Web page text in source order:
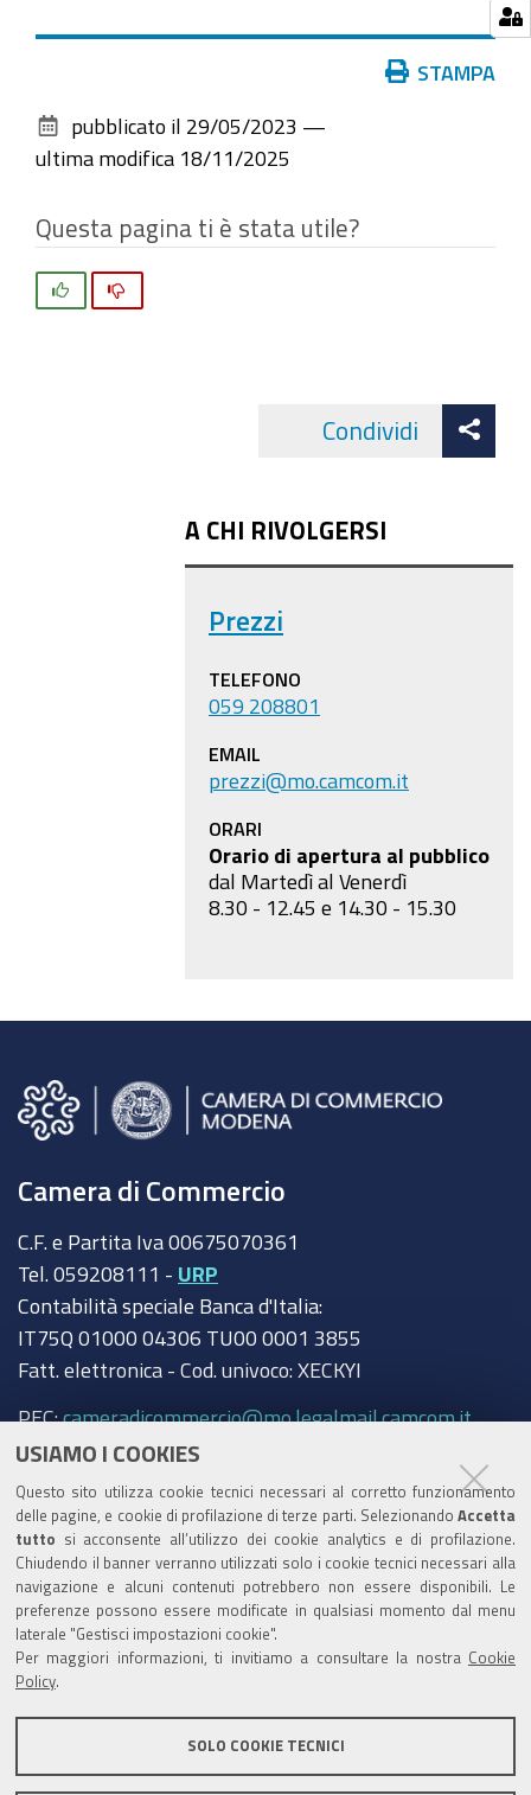
USIAMO I COOKIES
Questo sito utilizza cookie tecnici necessari al corretto funzionamento
delle pagine, e cookie di profilazione di terze parti. Selezionando Accetta
tutto si acconsente all’utilizzo dei cookie analytics e di profilazione.
Chiudendo il banner verranno utilizzati solo i cookie tecnici necessari alla
navigazione e alcuni contenuti potrebbero non essere disponibili. Le
preferenze possono essere modificate in qualsiasi momento dal menu
laterale "Gestisci impostazioni cookie".
Per maggiori informazioni, ti invitiamo a consultare la nostra Cookie
Policy
SOLO COOKIE TECNICI
documento
STAMPA
pubblicato il 29/05/2023 —
ultima modifica 18/11/2025
Questa pagina ti è stata utile?
Condividi
A CHI RIVOLGERSI
Prezzi
TELEFONO
059 208801
EMAIL
prezzi@mo.camcom.it
ORARI
Orario di apertura al pubblico
dal Martedì al Venerdì
8.30 - 12.45 e 14.30 - 15.30
Camera di Commercio
C.F. e Partita Iva 00675070361
Tel. 059208111 - URP
Contabilità speciale Banca d'Italia:
IT75Q 01000 04306 TU00 0001 3855
Fatt. elettronica - Cod. univoco: XECKYI
PEC:cameradicommercio@mo.legalmail.camcom.it
Trasparenza
Amministrazione trasparente
Albo Camerale
Pubblicità Legale
Area riservata Amministratori